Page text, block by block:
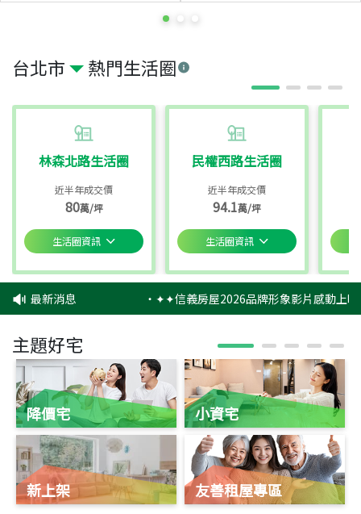
台北市 熱門生活圈
林森北路生活圈
近半年成交價
80萬/坪
生活圈資訊
民權西路生活圈
近半年成交價
94.1萬/坪
生活圈資訊
最新消息 ‧✦✦信義房屋2026品牌形象影片感動上
主題好宅
降價宅
新上架
小資宅
友善租屋專區